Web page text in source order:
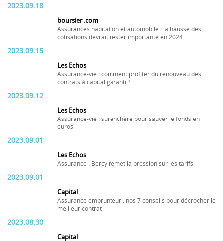
2023.09.18
boursier .com
Assurances habitation et automobile : la hausse des
cotisations devrait rester importante en 2024
2023.09.15
Les Echos
Assurance-vie : comment profiter du renouveau des
contrats à capital garanti ?
2023.09.12
Les Echos
Assurance-vie : surenchère pour sauver le fonds en
euros
2023.09.01
Les Echos
Assurance : Bercy remet la pression sur les tarifs
2023.09.01
Capital
Assurance emprunteur : nos 7 conseils pour décrocher le
meilleur contrat
2023.08.30
Capital